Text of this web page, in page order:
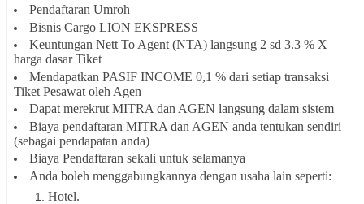
Pendaftaran Umroh
Bisnis Cargo LION EKSPRESS
Keuntungan Nett To Agent (NTA) langsung 2 sd 3.3 % X
harga dasar Tiket
Mendapatkan PASIF INCOME 0,1 % dari setiap transaksi
Tiket Pesawat oleh Agen
Dapat merekrut MITRA dan AGEN langsung dalam sistem
Biaya pendaftaran MITRA dan AGEN anda tentukan sendiri
(sebagai pendapatan anda)
Biaya Pendaftaran sekali untuk selamanya
Anda boleh menggabungkannya dengan usaha lain seperti:
Hotel.